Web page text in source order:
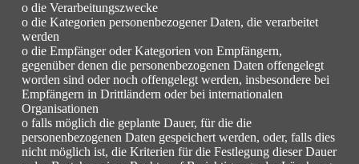
o die Verarbeitungszwecke
o die Kategorien personenbezogener Daten, die verarbeitet
werden
o die Empfänger oder Kategorien von Empfängern,
gegenüber denen die personenbezogenen Daten offengelegt
worden sind oder noch offengelegt werden, insbesondere bei
Empfängern in Drittländern oder bei internationalen
Organisationen
o falls möglich die geplante Dauer, für die die
personenbezogenen Daten gespeichert werden, oder, falls dies
nicht möglich ist, die Kriterien für die Festlegung dieser Dauer